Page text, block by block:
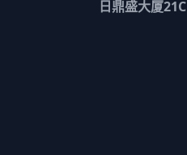
日鼎盛大厦21C